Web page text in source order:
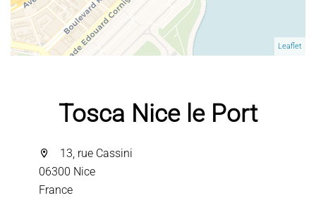
Leaflet
Tosca Nice le Port
13, rue Cassini
06300 Nice
France